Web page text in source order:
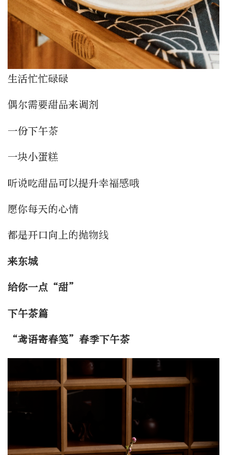
生活忙忙碌碌
偶尔需要甜品来调剂
一份下午茶
一块小蛋糕
听说吃甜品可以提升幸福感哦
愿你每天的心情
都是开口向上的抛物线
来东城
给你一点“甜”
下午茶篇
“鸢语寄春笺” 春季下午茶